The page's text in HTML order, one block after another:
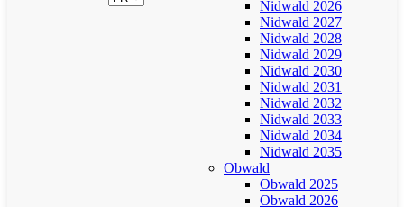
Nidwald 2026
Nidwald 2027
Nidwald 2028
Nidwald 2029
Nidwald 2030
Nidwald 2031
Nidwald 2032
Nidwald 2033
Nidwald 2034
Nidwald 2035
Obwald
Obwald 2025
Obwald 2026